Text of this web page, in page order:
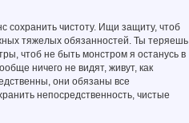
чистоту. Ищи защиту, чтоб
тяжелых обязанностей. Ты теряешь
чтоб не быть монстром я останусь в
ничего не видят, живут, как
они обязаны все
непосредственность, чистые